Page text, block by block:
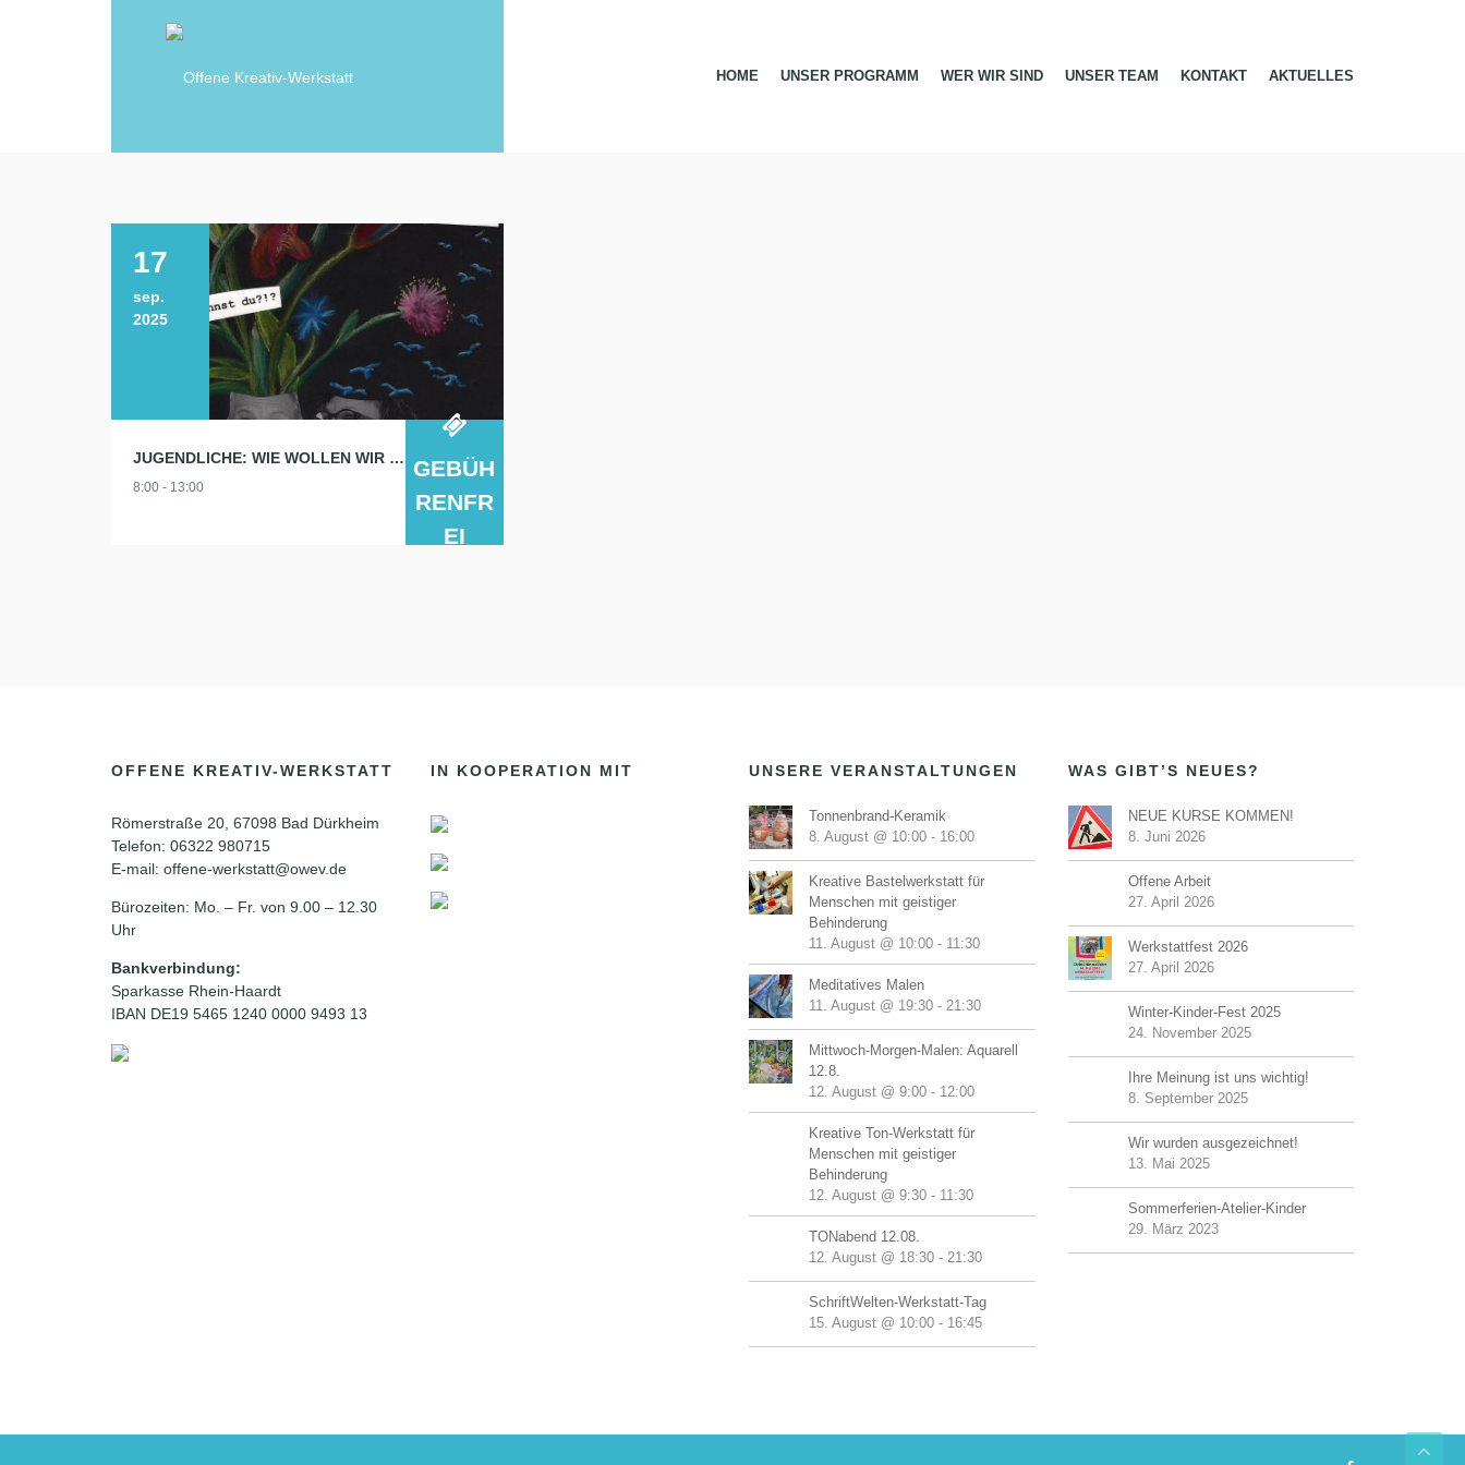
HOME UNSER PROGRAMM WER WIR SIND UNSER TEAM KONTAKT AKTUELLES
17
sep.
2025
JUGENDLICHE: WIE WOLLEN WIR LEBEN? ZUKUNFT GESTALTEN! AUFTAKT WORKSHOP
8:00 - 13:00
GEBÜH
RENFR
EI
OFFENE KREATIV-WERKSTATT
Römerstraße 20, 67098 Bad Dürkheim
Telefon: 06322 980715
E-mail: offene-werkstatt@owev.de
Bürozeiten: Mo. – Fr. von 9.00 – 12.30
Uhr
Bankverbindung:
Sparkasse Rhein-Haardt
IBAN DE19 5465 1240 0000 9493 13
IN KOOPERATION MIT UNSERE VERANSTALTUNGEN
Tonnenbrand-Keramik
8. August @ 10:00 - 16:00
Kreative Bastelwerkstatt für
Menschen mit geistiger
Behinderung
11. August @ 10:00 - 11:30
Meditatives Malen
11. August @ 19:30 - 21:30
Mittwoch-Morgen-Malen: Aquarell
12.8.
12. August @ 9:00 - 12:00
Kreative Ton-Werkstatt für
Menschen mit geistiger
Behinderung
12. August @ 9:30 - 11:30
TONabend 12.08.
12. August @ 18:30 - 21:30
SchriftWelten-Werkstatt-Tag
15. August @ 10:00 - 16:45
WAS GIBT’S NEUES?
NEUE KURSE KOMMEN!
8. Juni 2026
Offene Arbeit
27. April 2026
Werkstattfest 2026
27. April 2026
Winter-Kinder-Fest 2025
24. November 2025
Ihre Meinung ist uns wichtig!
8. September 2025
Wir wurden ausgezeichnet!
13. Mai 2025
Sommerferien-Atelier-Kinder
29. März 2023